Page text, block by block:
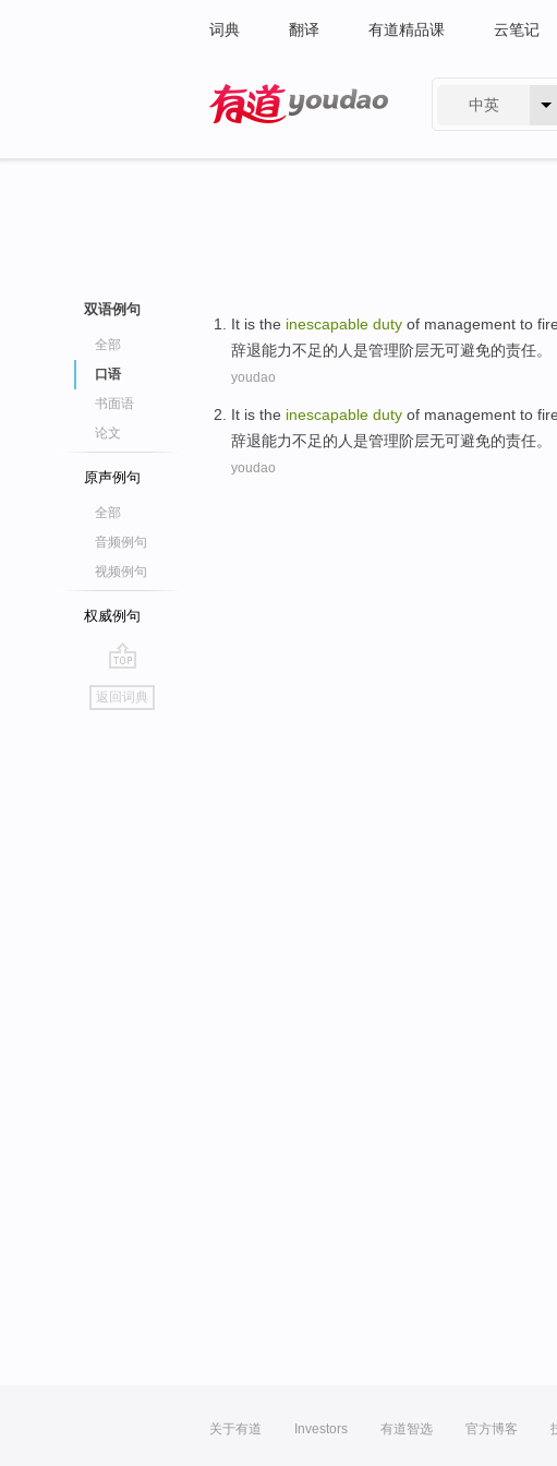
词典 翻译 有道精品课 云笔记
中英
双语例句
全部
口语
书面语
论文
原声例句
全部
音频例句
视频例句
权威例句
go
top
返回词典
It is the inescapable duty of management to fire
辞退能力不足的 人是管理阶层无可避免的责任。
youdao
It is the inescapable duty of management to fire
辞退能力不足的 人是管理阶层无可避免的责任。
youdao
关于有道 Investors 有道智选 官方博客